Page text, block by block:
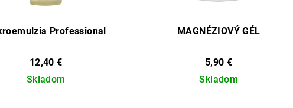
Professional
12,40 €
Skladom
MAGNÉZIOVÝ GÉL
5,90 €
Skladom